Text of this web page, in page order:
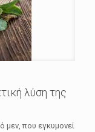
λύση της
μεν, που εγκυμονεί